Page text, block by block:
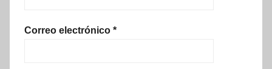
Correo electrónico *